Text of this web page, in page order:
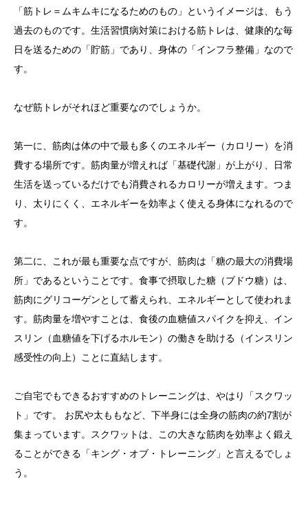
「筋トレ＝ムキムキになるためのもの」というイメージは、もう
過去のものです。生活習慣病対策における筋トレは、健康的な毎
日を送るための「貯筋」であり、身体の「インフラ整備」なので
す。
なぜ筋トレがそれほど重要なのでしょうか。
第一に、筋肉は体の中で最も多くのエネルギー（カロリー）を消
費する場所です。筋肉量が増えれば「基礎代謝」が上がり、日常
生活を送っているだけでも消費されるカロリーが増えます。つま
り、太りにくく、エネルギーを効率よく使える身体になれるので
す。
第二に、これが最も重要な点ですが、筋肉は「糖の最大の消費場
所」であるということです。食事で摂取した糖（ブドウ糖）は、
筋肉にグリコーゲンとして蓄えられ、エネルギーとして使われま
す。筋肉量を増やすことは、食後の血糖値スパイクを抑え、イン
スリン（血糖値を下げるホルモン）の働きを助ける（インスリン
感受性の向上）ことに直結します。
ご自宅でもできるおすすめのトレーニングは、やはり「スクワッ
ト」です。 お尻や太ももなど、下半身には全身の筋肉の約7割が
集まっています。スクワットは、この大きな筋肉を効率よく鍛え
ることができる「キング・オブ・トレーニング」と言えるでしょ
う。